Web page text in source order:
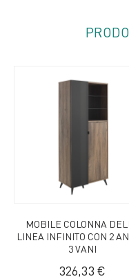
MOBILE COLONNA
LINEA INFINITO CON 2
3 VANI
326,33 €